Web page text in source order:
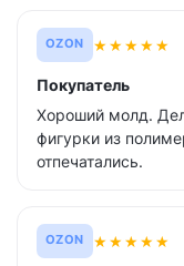
OZON ★★★★★
Покупатель
Хороший молд.
фигурки из
отпечатались.
OZON ★★★★★